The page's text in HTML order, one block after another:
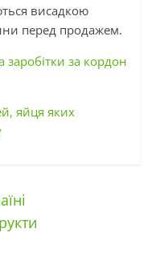
висадкою
перед продажем.
заробітки за кордон
яйця яких